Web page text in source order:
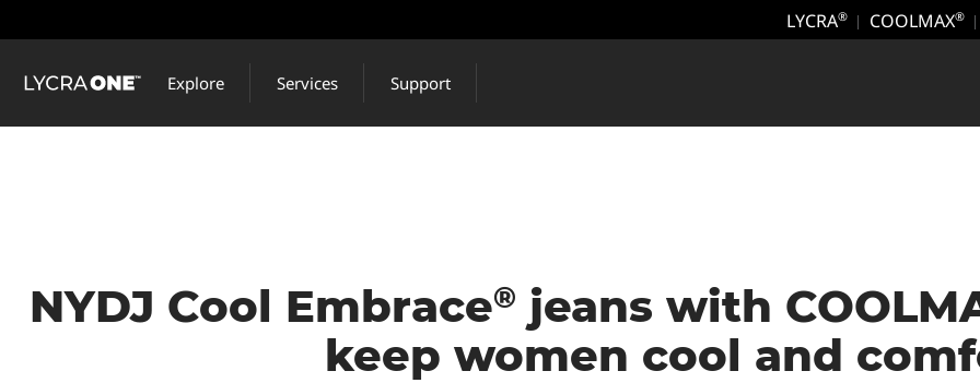
to
main
LYCRA® COOLMAX®
Explore Services Support
NYDJ Cool Embrace® jeans with
keep women cool and